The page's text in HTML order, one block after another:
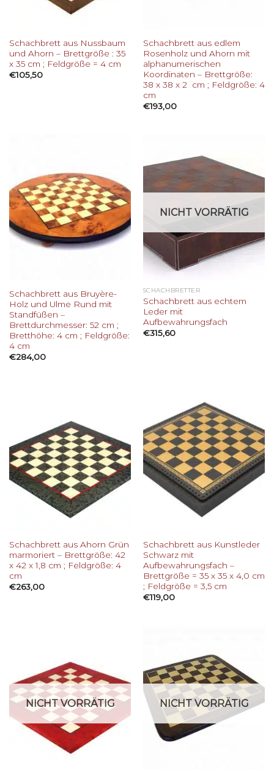
Schachbrett aus Nussbaum
und Ahorn – Brettgröße : 35
x 35 cm ; Feldgröße = 4 cm
€105,50
Schachbrett aus edlem
Rosenholz und Ahorn mit
alphanumerischen
Koordinaten – Brettgröße:
38 x 38 x 2 cm ; Feldgröße: 4
cm
€193,00
Schachbrett aus Bruyère-
Holz und Ulme Rund mit
Standfüßen –
Brettdurchmesser: 52 cm ;
Bretthöhe: 4 cm ; Feldgröße:
4 cm
€284,00
NICHT VORRÄTIG
SCHACHBRETTER
Schachbrett aus echtem
Leder mit
Aufbewahrungsfach
€315,60
Schachbrett aus Ahorn Grün
marmoriert – Brettgröße: 42
x 42 x 1,8 cm ; Feldgröße: 4
cm
€263,00
Schachbrett aus Kunstleder
Schwarz mit
Aufbewahrungsfach –
Brettgröße = 35 x 35 x 4,0 cm
; Feldgröße = 3,5 cm
€119,00
NICHT VORRÄTIG NICHT VORRÄTIG